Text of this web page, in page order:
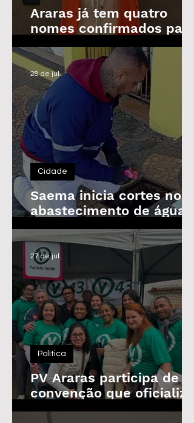
Araras já tem quatro
nomes confirmados para
as Eleições de 2026
Saema inicia cortes no
abastecimento de água
de imóveis inadimplentes
a partir de 3 de agosto
Cidade
28 de jul.
PV Araras participa de
convenção que oficializa
candidaturas da
Política
27 de jul.